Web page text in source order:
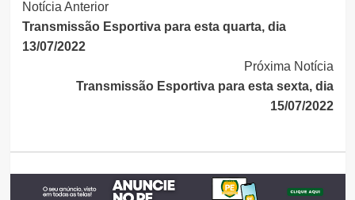
Continue
Lendo
Notícia Anterior
Transmissão Esportiva para esta quarta, dia
13/07/2022
Próxima Notícia
Transmissão Esportiva para esta sexta, dia
15/07/2022